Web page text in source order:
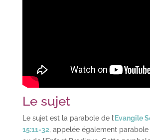
Le sujet
Le sujet est la parabole de l’ Evangile
15:11-32, appelée également parabole